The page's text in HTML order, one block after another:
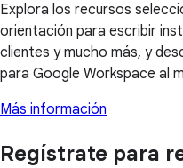
Explora los recursos
orientación para escribir
clientes y mucho más, y
para Google Workspace al
Más información
Regístrate para